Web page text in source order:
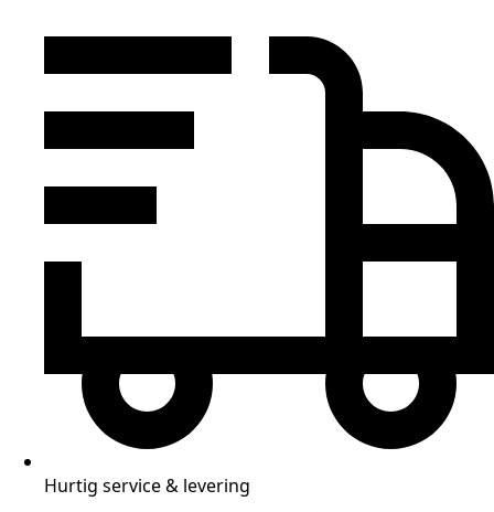
Hurtig service & levering